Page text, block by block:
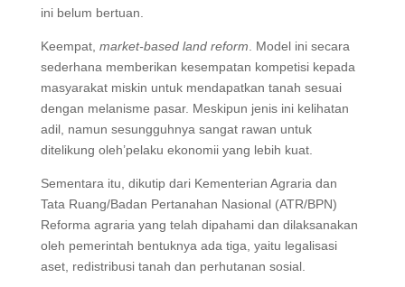
ini belum bertuan.
Keempat, market-based land reform . Model ini secara
sederhana memberikan kesempatan kompetisi kepada
masyarakat miskin untuk mendapatkan tanah sesuai
dengan melanisme pasar. Meskipun jenis ini kelihatan
adil, namun sesungguhnya sangat rawan untuk
ditelikung oleh’pelaku ekonomii yang lebih kuat.
Sementara itu, dikutip dari Kementerian Agraria dan
Tata Ruang/Badan Pertanahan Nasional (ATR/BPN)
Reforma agraria yang telah dipahami dan dilaksanakan
oleh pemerintah bentuknya ada tiga, yaitu legalisasi
aset, redistribusi tanah dan perhutanan sosial.